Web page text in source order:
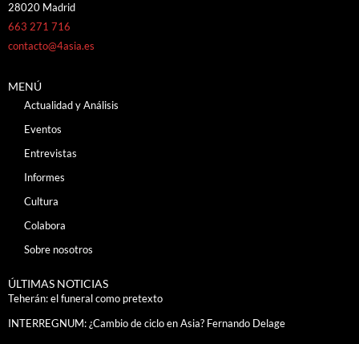
28020 Madrid
663 271 716
contacto@4asia.es
MENÚ
Actualidad y Análisis
Eventos
Entrevistas
Informes
Cultura
Colabora
Sobre nosotros
ÚLTIMAS NOTICIAS
Teherán: el funeral como pretexto
INTERREGNUM: ¿Cambio de ciclo en Asia? Fernando Delage